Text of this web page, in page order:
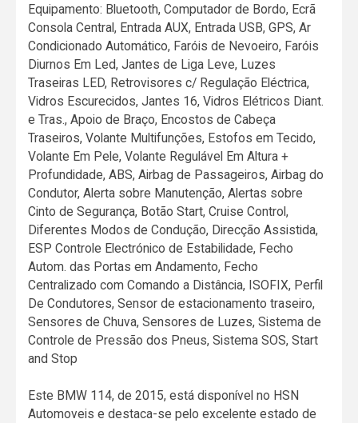
Equipamento: Bluetooth, Computador de Bordo, Ecrã
Consola Central, Entrada AUX, Entrada USB, GPS, Ar
Condicionado Automático, Faróis de Nevoeiro, Faróis
Diurnos Em Led, Jantes de Liga Leve, Luzes
Traseiras LED, Retrovisores c/ Regulação Eléctrica,
Vidros Escurecidos, Jantes 16, Vidros Elétricos Diant.
e Tras., Apoio de Braço, Encostos de Cabeça
Traseiros, Volante Multifunções, Estofos em Tecido,
Volante Em Pele, Volante Regulável Em Altura +
Profundidade, ABS, Airbag de Passageiros, Airbag do
Condutor, Alerta sobre Manutenção, Alertas sobre
Cinto de Segurança, Botão Start, Cruise Control,
Diferentes Modos de Condução, Direcção Assistida,
ESP Controle Electrónico de Estabilidade, Fecho
Autom. das Portas em Andamento, Fecho
Centralizado com Comando a Distância, ISOFIX, Perfil
De Condutores, Sensor de estacionamento traseiro,
Sensores de Chuva, Sensores de Luzes, Sistema de
Controle de Pressão dos Pneus, Sistema SOS, Start
and Stop
Este BMW 114, de 2015, está disponível no HSN
Automoveis e destaca-se pelo excelente estado de